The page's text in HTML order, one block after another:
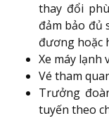
thay đổi
đảm bảo đủ
đương hoặc
Xe máy lạnh
Vé tham
Trưởng
tuyến theo